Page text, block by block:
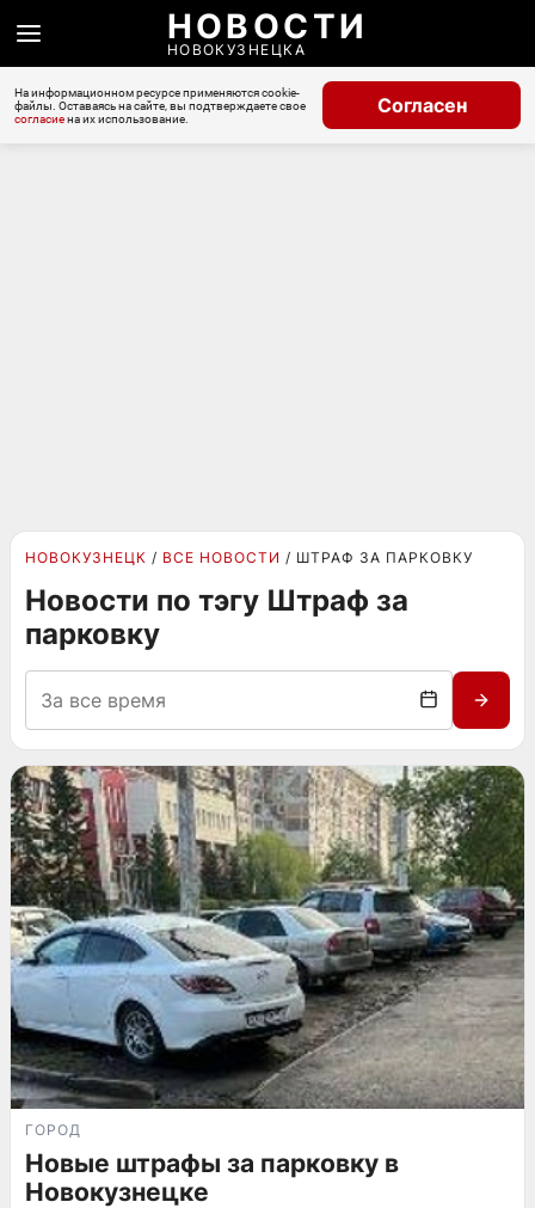
НОВОСТИ
НОВОКУЗНЕЦКА
На информационном ресурсе применяются cookie-
файлы. Оставаясь на сайте, вы подтверждаете свое
согласиена их использование.
Согласен
НОВОКУЗНЕЦК ВСЕ НОВОСТИ ШТРАФ ЗА ПАРКОВКУ
Новости по тэгу Штраф за
парковку
ГОРОД
Новые штрафы за парковку в
Новокузнецке